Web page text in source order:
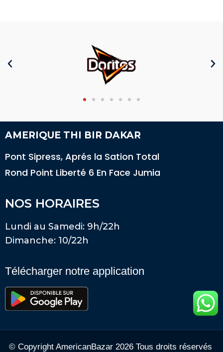
AMERIQUE THI BIR DAKAR
Pont Sipress, Aprés la Sation Total
Rond Point Liberté 6 En Face Jumia
NOS HORAIRES
Lundi au Samedi: 9h/22h
Dimanche: 10/22h
Télécharger notre application
© Copyright AmericanBazar 2026 Tous droits réservés